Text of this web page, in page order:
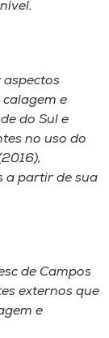
aspectos
e
do Sul e
no uso do
a partir de sua
de Campos
externos que
e